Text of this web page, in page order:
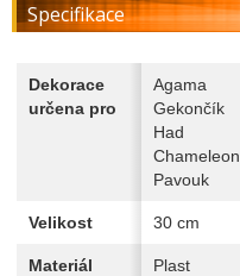
Specifikace
Dekorace
určena pro
Agama
Gekončík
Had
Chameleon
Pavouk
Velikost 30 cm
Materiál Plast